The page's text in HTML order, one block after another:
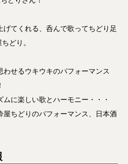
てくれる、呑んで歌ってちどり足
どり。
せるウキウキのパフォーマンス
に楽しい歌とハーモニー・・・
屋ちどりのパフォーマンス、日本酒